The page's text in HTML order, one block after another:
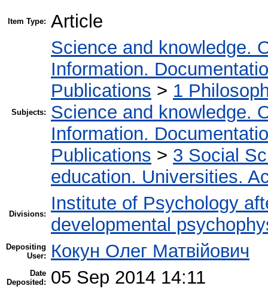
Item Type: Article
Subjects:
Science and knowledge.
Information.
Publications > 1
Science and knowledge.
Information.
Publications > 3 Social
education. Universities.
Divisions:
Institute of Psychology
developmental
Depositing
User:
Кокун Олег Матвійович
Date
Deposited:
05 Sep 2014 14:11